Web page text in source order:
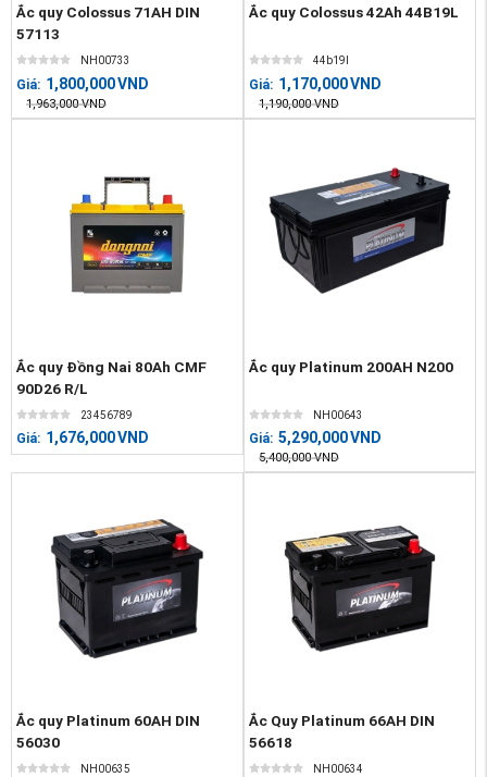
Ắc quy Colossus 71AH DIN
57113
NH00733
Giá: 1,800,000VND
1,963,000 VND
Ắc quy Colossus 42Ah 44B19L
44b19l
Giá: 1,170,000VND
1,190,000 VND
Ắc quy Đồng Nai 80Ah CMF
90D26 R/L
23456789
Giá: 1,676,000VND
Ắc quy Platinum 200AH N200
NH00643
Giá: 5,290,000VND
5,400,000 VND
Ắc quy Platinum 60AH DIN
56030
NH00635
Ắc Quy Platinum 66AH DIN
56618
NH00634